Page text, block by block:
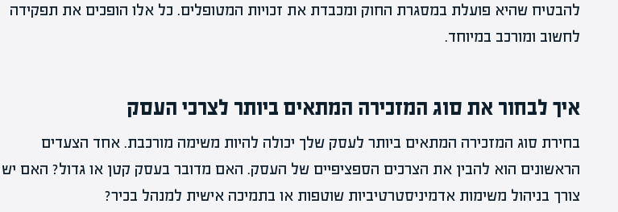
להבטיח שהיא פועלת במסגרת החוק ומכבדת את זכויות המטופלים. כל אלו הופכים את תפקידה
לחשוב ומורכב במיוחד.
איך לבחור את סוג המזכירה המתאים ביותר לצרכי העסק
בחירת סוג המזכירה המתאים ביותר לעסק שלך יכולה להיות משימה מורכבת. אחד הצעדים
הראשונים הוא להבין את הצרכים הספציפיים של העסק. האם מדובר בעסק קטן או גדול? האם יש
צורך בניהול משימות אדמיניסטרטיביות שוטפות או בתמיכה אישית למנהל בכיר?